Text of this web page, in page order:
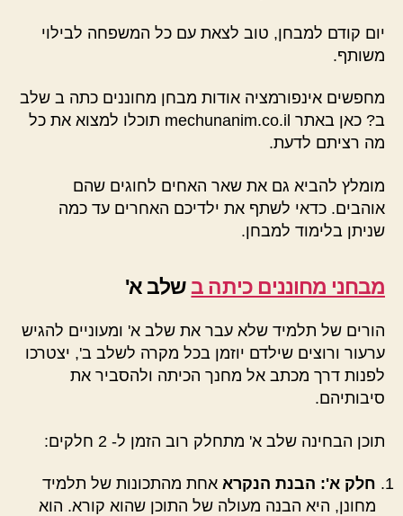
יום קודם למבחן, טוב לצאת עם כל המשפחה לבילוי
משותף.
מחפשים אינפורמציה אודות מבחן מחוננים כתה ב שלב
ב? כאן באתר mechunanim.co.il תוכלו למצוא את כל
מה רציתם לדעת.
מומלץ להביא גם את שאר האחים לחוגים שהם
אוהבים. כדאי לשתף את ילדיכם האחרים עד כמה
שניתן בלימוד למבחן.
מבחני מחוננים כיתה ב שלב א'
הורים של תלמיד שלא עבר את שלב א' ומעוניים להגיש
ערעור ורוצים שילדם יוזמן בכל מקרה לשלב ב', יצטרכו
לפנות דרך מכתב אל מחנך הכיתה ולהסביר את
סיבותיהם.
תוכן הבחינה שלב א' מתחלק רוב הזמן ל- 2 חלקים:
חלק א': הבנת הנקרא אחת מהתכונות של תלמיד
מחונן, היא הבנה מעולה של התוכן שהוא קורא. הוא